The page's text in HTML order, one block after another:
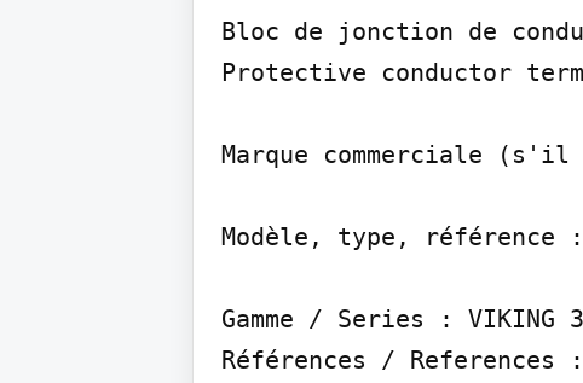
Bloc de jonction de
Protective conductor
Marque commerciale
Modèle, type, référence
Gamme / Series : VIKING
Références /